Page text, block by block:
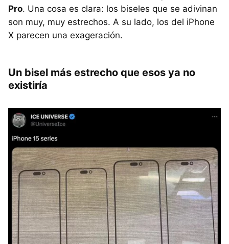
Pro. Una cosa es clara: los biseles que se adivinan
son muy, muy estrechos. A su lado, los del iPhone
X parecen una exageración.
Un bisel más estrecho que esos ya no
existiría